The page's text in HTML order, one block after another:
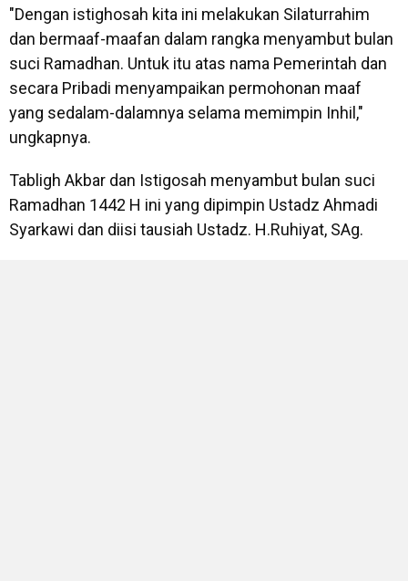
"Dengan istighosah kita ini melakukan Silaturrahim
dan bermaaf-maafan dalam rangka menyambut bulan
suci Ramadhan. Untuk itu atas nama Pemerintah dan
secara Pribadi menyampaikan permohonan maaf
yang sedalam-dalamnya selama memimpin Inhil,"
ungkapnya.
Tabligh Akbar dan Istigosah menyambut bulan suci
Ramadhan 1442 H ini yang dipimpin Ustadz Ahmadi
Syarkawi dan diisi tausiah Ustadz. H.Ruhiyat, SAg.